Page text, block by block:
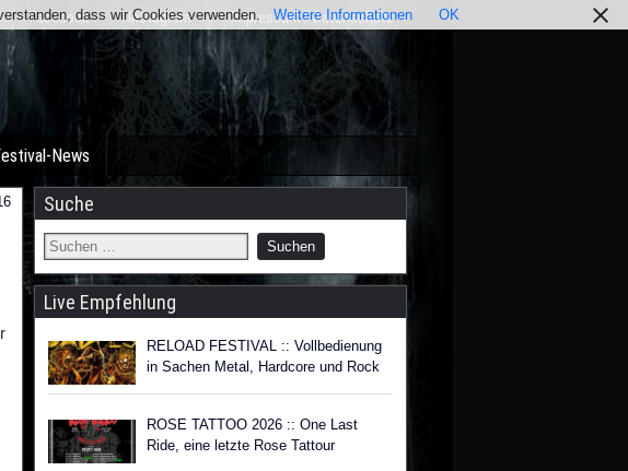
Facebook Instagram Impressum / Datenschutz
News
Suche
Live Empfehlung
RELOAD FESTIVAL :: Vollbedienung
in Sachen Metal, Hardcore und Rock
ROSE TATTOO 2026 :: One Last
Ride, eine letzte Rose Tattour
dass wir Cookies verwenden. Weitere Informationen OK